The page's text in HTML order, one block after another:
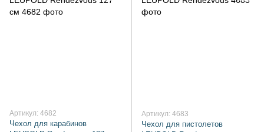
Артикул: 4682
Чехол для карабинов
Артикул: 4683
Чехол для пистолетов